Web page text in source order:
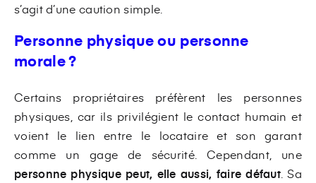
s’agit d’une caution simple.
Personne physique ou personne
morale ?
Certains propriétaires préfèrent les personnes
physiques, car ils privilégient le contact humain et
voient le lien entre le locataire et son garant
comme un gage de sécurité. Cependant, une
personne physique peut, elle aussi, faire défaut . Sa